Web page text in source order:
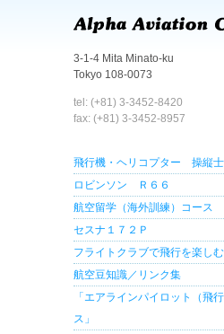
3-1-4 Mita Minato-ku
Tokyo 108-0073
tel: (+81) 3-3452-8420
fax: (+81) 3-3452-8957
飛行機・ヘリコプター 操縦
ロビンソン Ｒ６６
航空留学（海外訓練）コース
セスナ１７２Ｐ
フライトクラブで飛行を楽しむ
航空豆知識／リンク集
「エアラインパイロット（飛
ス」